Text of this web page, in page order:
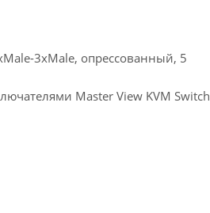
3xMale, опрессованный, 5
Master View KVM Switch